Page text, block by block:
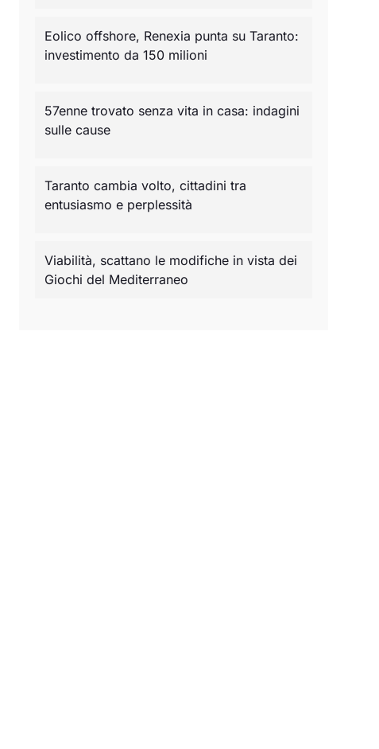
Eolico offshore, Renexia punta su Taranto:
investimento da 150 milioni
57enne trovato senza vita in casa: indagini
sulle cause
Taranto cambia volto, cittadini tra
entusiasmo e perplessità
Viabilità, scattano le modifiche in vista dei
Giochi del Mediterraneo